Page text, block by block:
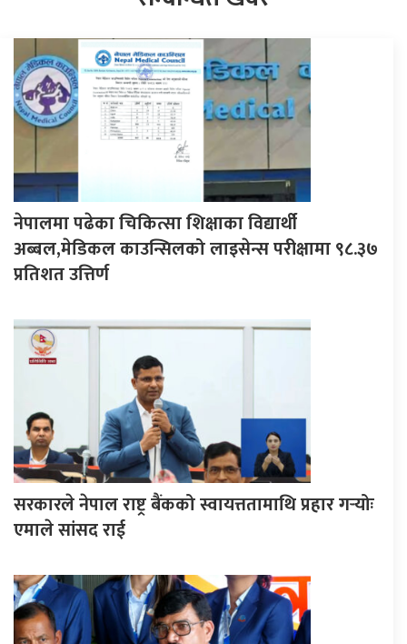
नेपालमा पढेका चिकित्सा शिक्षाका विद्यार्थी
अब्बल,मेडिकल काउन्सिलको लाइसेन्स परीक्षामा ९८.३७
प्रतिशत उत्तिर्ण
सरकारले नेपाल राष्ट्र बैंकको स्वायत्ततामाथि प्रहार गर्‍योः
एमाले सांसद राई